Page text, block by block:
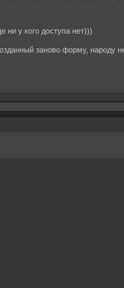
ни у кого доступа нет)))
заново форму, народу